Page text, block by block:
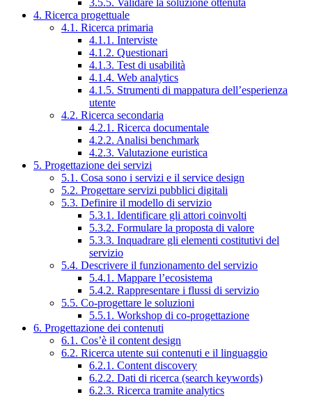
3.5.5. Validare la soluzione ottenuta
4. Ricerca progettuale
4.1. Ricerca primaria
4.1.1. Interviste
4.1.2. Questionari
4.1.3. Test di usabilità
4.1.4. Web analytics
4.1.5. Strumenti di mappatura dell’esperienza
utente
4.2. Ricerca secondaria
4.2.1. Ricerca documentale
4.2.2. Analisi benchmark
4.2.3. Valutazione euristica
5. Progettazione dei servizi
5.1. Cosa sono i servizi e il service design
5.2. Progettare servizi pubblici digitali
5.3. Definire il modello di servizio
5.3.1. Identificare gli attori coinvolti
5.3.2. Formulare la proposta di valore
5.3.3. Inquadrare gli elementi costitutivi del
servizio
5.4. Descrivere il funzionamento del servizio
5.4.1. Mappare l’ecosistema
5.4.2. Rappresentare i flussi di servizio
5.5. Co-progettare le soluzioni
5.5.1. Workshop di co-progettazione
6. Progettazione dei contenuti
6.1. Cos’è il content design
6.2. Ricerca utente sui contenuti e il linguaggio
6.2.1. Content discovery
6.2.2. Dati di ricerca (search keywords)
6.2.3. Ricerca tramite analytics